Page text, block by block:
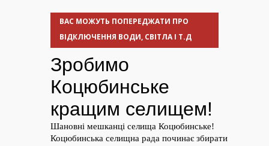
ВАС МОЖУТЬ ПОПЕРЕДЖАТИ ПРО
ВІДКЛЮЧЕННЯ ВОДИ, СВІТЛА І Т.Д